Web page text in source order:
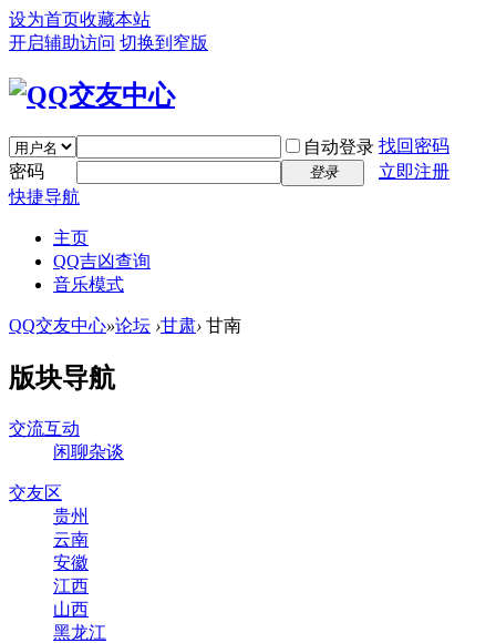
设为首页收藏本站
开启辅助访问 切换到窄版
自动登录 找回密码
密码
登录
立即注册
快捷导航
主页
QQ吉凶查询
音乐模式
QQ交友中心»论坛 ›甘肃› 甘南
版块导航
交流互动
闲聊杂谈
交友区
贵州
云南
安徽
江西
山西
黑龙江